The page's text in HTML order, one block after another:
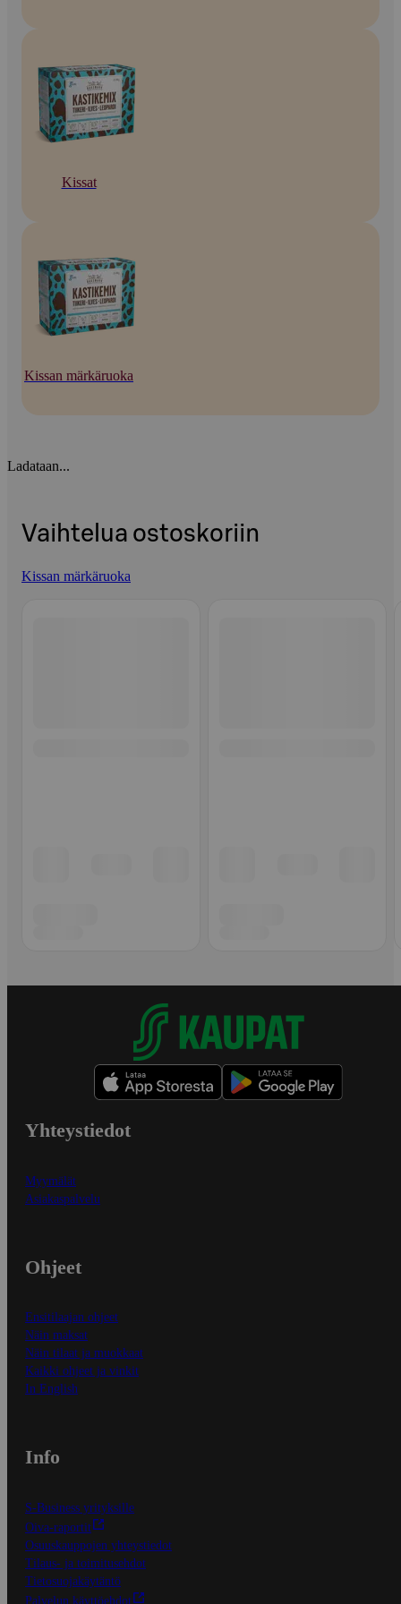
Kissat
Kissan märkäruoka
Ladataan...
Vaihtelua ostoskoriin
Kissan märkäruoka
Yhteystiedot
Myymälät
Asiakaspalvelu
Ohjeet
Ensitilaajan ohjeet
Näin maksat
Näin tilaat ja muokkaat
Kaikki ohjeet ja vinkit
In English
Info
S-Business yrityksille
Oiva-raportit
Osuuskauppojen yhteystiedot
Tilaus- ja toimitusehdot
Tietosuojakäytäntö
Palvelun käyttöehdot